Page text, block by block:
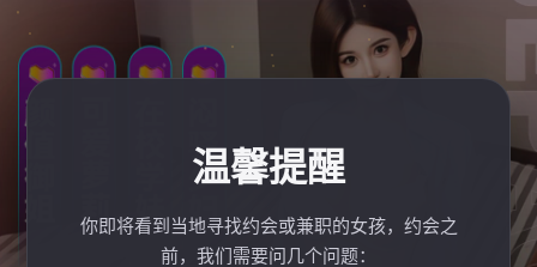
温馨提醒
你即将看到当地寻找约会或兼职的女孩，约会之
前，我们需要问几个问题：